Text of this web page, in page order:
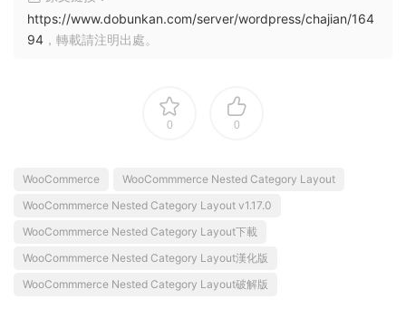
https://www.dobunkan.com/server/wordpress/chajian/164
94 ，轉載請注明出處。
0 0
WooCommerce
WooCommmerce Nested Category Layout
WooCommmerce Nested Category Layout v1.17.0
WooCommmerce Nested Category Layout下載
WooCommmerce Nested Category Layout漢化版
WooCommmerce Nested Category Layout破解版